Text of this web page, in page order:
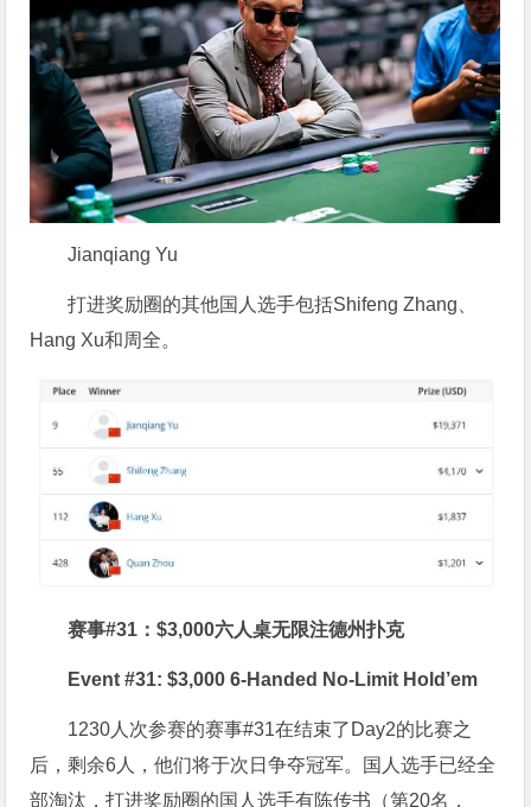
Jianqiang Yu
打进奖励圈的其他国人选手包括Shifeng Zhang、
Hang Xu和周全。
赛事#31：$3,000六人桌无限注德州扑克
Event #31: $3,000 6-Handed No-Limit Hold’em
1230人次参赛的赛事#31在结束了Day2的比赛之
后，剩余6人，他们将于次日争夺冠军。国人选手已经全
部淘汰，打进奖励圈的国人选手有陈传书（第20名，